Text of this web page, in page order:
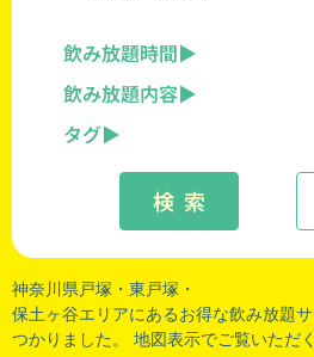
飲み放題時間
飲み放題内容
タグ
検 索
神奈川県戸塚・ 東戸塚 ・
保土ヶ谷エリアにあるお得な飲み放題
つかりました。 地図表示でご覧いただ